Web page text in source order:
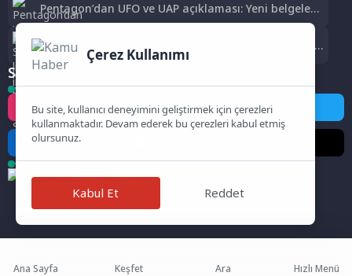
Pentagon’dan UFO ve UAP açıklaması: Yeni belgeler
kamuoyuyla paylaşıldı
Samsun’da lise inşaatından kablo hırsızlığı: Şüpheli
yakalandı
Sosyal Medya
Instagram Facebook Twitter
LinkedIn
Ana Sayfa Keşfet Ara Hızlı Menü
Çerez Kullanımı
Bu site, kullanıcı deneyimini geliştirmek için çerezleri
kullanmaktadır. Devam ederek bu çerezleri kabul etmiş
olursunuz.
Kabul Et Reddet